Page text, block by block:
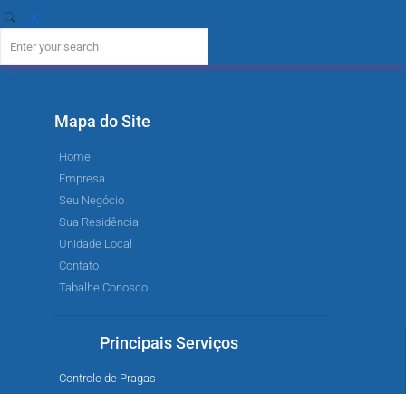
Mapa do Site
Home
Empresa
Seu Negócio
Sua Residência
Unidade Local
Contato
Tabalhe Conosco
Principais Serviços
Controle de Pragas